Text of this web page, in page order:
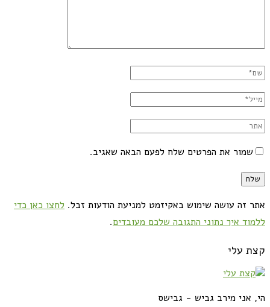
שמור את הפרטים שלח לפעם הבאה שאגיב.
אתר זה עושה שימוש באקיזמט למניעת הודעות זבל. לחצו כאן כדי
ללמוד איך נתוני התגובה שלכם מעובדים.
קצת עלי
הי, אני מירב גביש - גבישס